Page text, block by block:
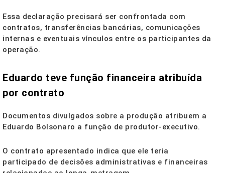
Essa declaração precisará ser confrontada com
contratos, transferências bancárias, comunicações
internas e eventuais vínculos entre os participantes da
operação.
Eduardo teve função financeira atribuída
por contrato
Documentos divulgados sobre a produção atribuem a
Eduardo Bolsonaro a função de produtor-executivo.
O contrato apresentado indica que ele teria
participado de decisões administrativas e financeiras